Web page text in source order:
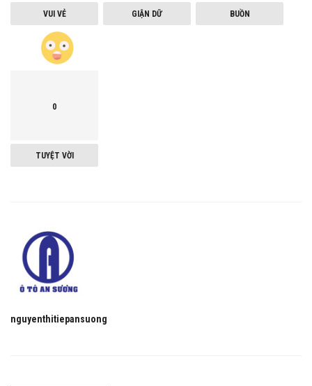
VUI VẺ GIẬN DỮ BUỒN
0
TUYỆT VỜI
nguyenthitiepansuong